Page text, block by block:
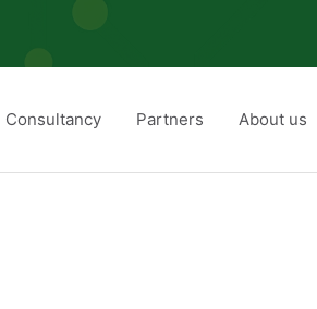
Consultancy Partners About us